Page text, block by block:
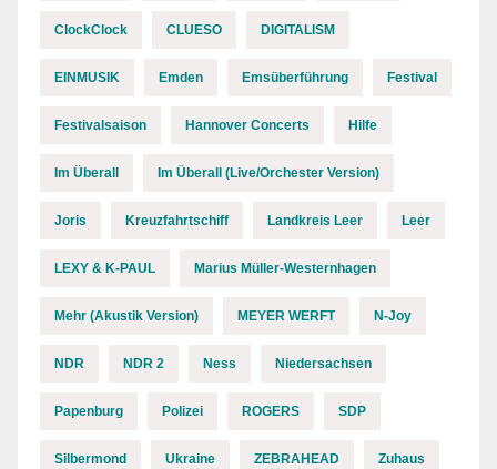
ClockClock CLUESO DIGITALISM
EINMUSIK Emden Emsüberführung Festival
Festivalsaison Hannover Concerts Hilfe
Im Überall Im Überall (Live/Orchester Version)
Joris Kreuzfahrtschiff Landkreis Leer Leer
LEXY & K-PAUL Marius Müller-Westernhagen
Mehr (Akustik Version) MEYER WERFT N-Joy
NDR NDR 2 Ness Niedersachsen
Papenburg Polizei ROGERS SDP
Silbermond Ukraine ZEBRAHEAD Zuhaus